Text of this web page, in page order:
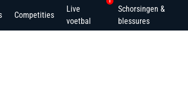
Competities
Live
voetbal
Schorsingen &
blessures